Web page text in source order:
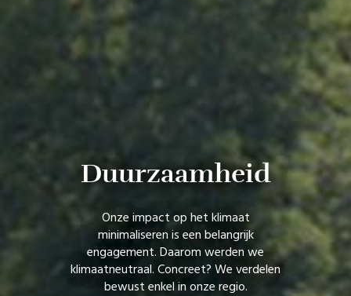
Duurzaamheid
Onze impact op het klimaat
minimaliseren is een belangrijk
engagement. Daarom werden we
klimaatneutraal. Concreet? We verdelen
bewust enkel in onze regio.